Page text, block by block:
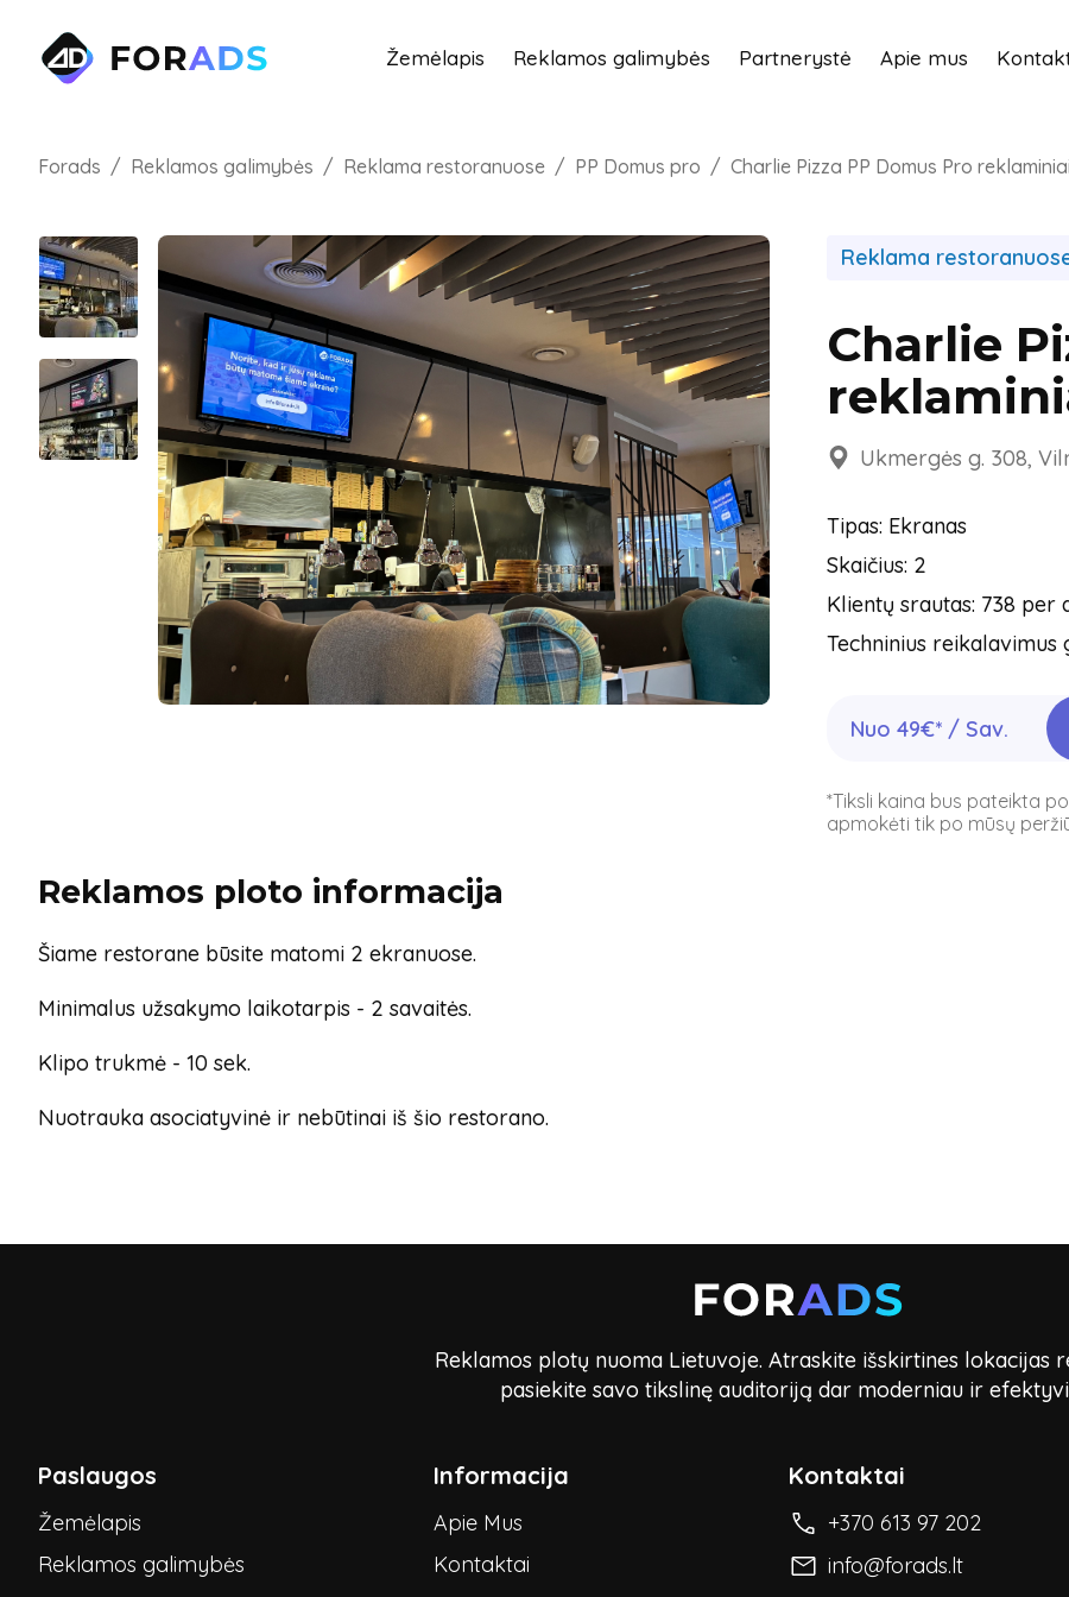
Žemėlapis Reklamos galimybės Partnerystė Apie mus
Forads Reklamos galimybės Reklama restoranuose PP Domus pro Charlie Pizza PP Domus Pro
Reklama
Charlie
Ukmergės g. 308,
Tipas: Ekranas
Skaičius: 2
Klientų srautas: 738 per
Techninius reikalavimus
Nuo 49€* / Sav.
*Tiksli kaina bus pateikta
apmokėti tik po mūsų
Reklamos ploto informacija
Šiame restorane būsite matomi 2 ekranuose.
Minimalus užsakymo laikotarpis - 2 savaitės.
Klipo trukmė - 10 sek.
Nuotrauka asociatyvinė ir nebūtinai iš šio restorano.
Reklamos plotų nuoma Lietuvoje. Atraskite išskirtines lokacijas
pasiekite savo tikslinę auditoriją dar moderniau ir
Paslaugos
Žemėlapis
Reklamos galimybės
Informacija
Apie Mus
Kontaktai
Kontaktai
+370 613 97 202
info@forads.lt